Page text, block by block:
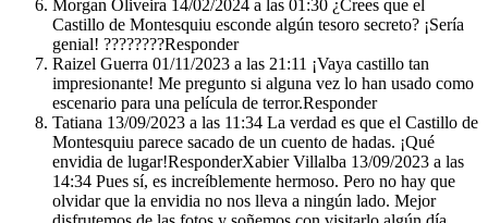
Morgan Oliveira 14/02/2024 a las 01:30 ¿Crees que el
Castillo de Montesquiu esconde algún tesoro secreto? ¡Sería
genial! ????????Responder
Raizel Guerra 01/11/2023 a las 21:11 ¡Vaya castillo tan
impresionante! Me pregunto si alguna vez lo han usado como
escenario para una película de terror.Responder
Tatiana 13/09/2023 a las 11:34 La verdad es que el Castillo de
Montesquiu parece sacado de un cuento de hadas. ¡Qué
envidia de lugar!ResponderXabier Villalba 13/09/2023 a las
14:34 Pues sí, es increíblemente hermoso. Pero no hay que
olvidar que la envidia no nos lleva a ningún lado. Mejor